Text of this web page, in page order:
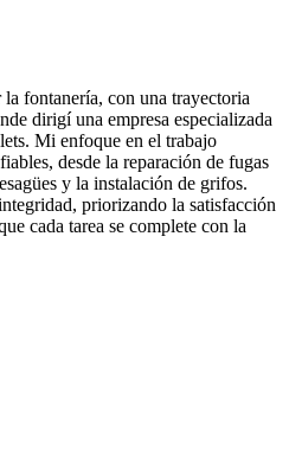
fontanería, con una trayectoria
dirigí una empresa especializada
Mi enfoque en el trabajo
desde la reparación de fugas
y la instalación de grifos.
priorizando la satisfacción
cada tarea se complete con la